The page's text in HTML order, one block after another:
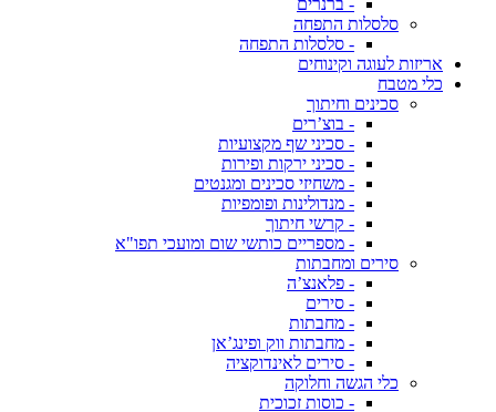
- ברנרים
סלסלות התפחה
- סלסלות התפחה
אריזות לעוגה וקינוחים
כלי מטבח
סכינים וחיתוך
- בוצ’רים
- סכיני שף מקצועיות
- סכיני ירקות ופירות
- משחיזי סכינים ומגנטים
- מנדולינות ופומפיות
- קרשי חיתוך
- מספריים כותשי שום ומועכי תפו"א
סירים ומחבתות
- פלאנצ’ה
- סירים
- מחבתות
- מחבתות ווק ופינג’אן
- סירים לאינדוקציה
כלי הגשה וחלוקה
- כוסות זכוכית